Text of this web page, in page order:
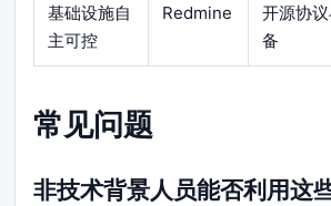
基础设施自
主可控
Redmine
开源协
备
常见问题
非技术背景人员能否利用这